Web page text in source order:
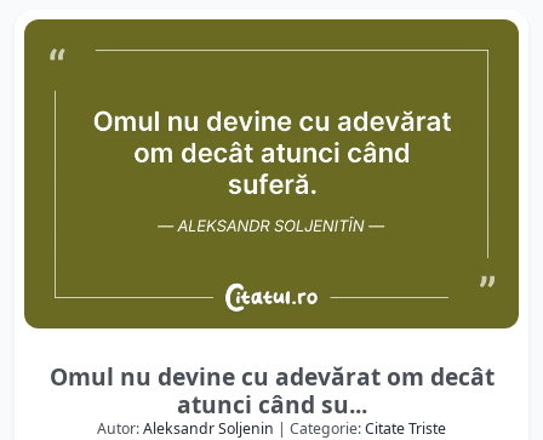
Omul nu devine cu adevărat om decât
atunci când su...
Autor:Aleksandr Soljenin | Categorie:Citate Triste